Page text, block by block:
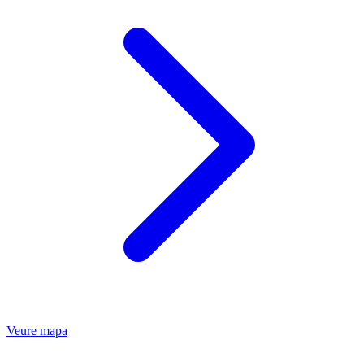
Veure mapa